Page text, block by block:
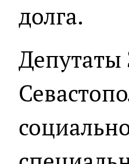
долга.
Депутаты